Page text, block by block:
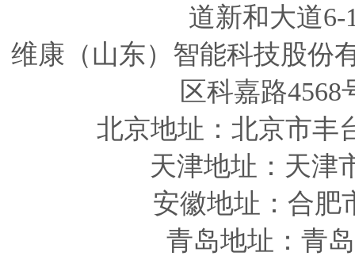
道新和大道6-
维康（山东）智能科技股
区科嘉路
北京地址：北京市丰
天津地址 ：天津
安徽地址 ：合
青岛地址 ：青